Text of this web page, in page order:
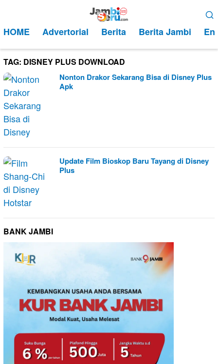
kontenMobile
HOME Advertorial Berita Berita Jambi
TAG: DISNEY PLUS DOWNLOAD
Nonton Drakor Sekarang Bisa di Disney Plus
Apk
Update Film Bioskop Baru Tayang di Disney
Plus
BANK JAMBI